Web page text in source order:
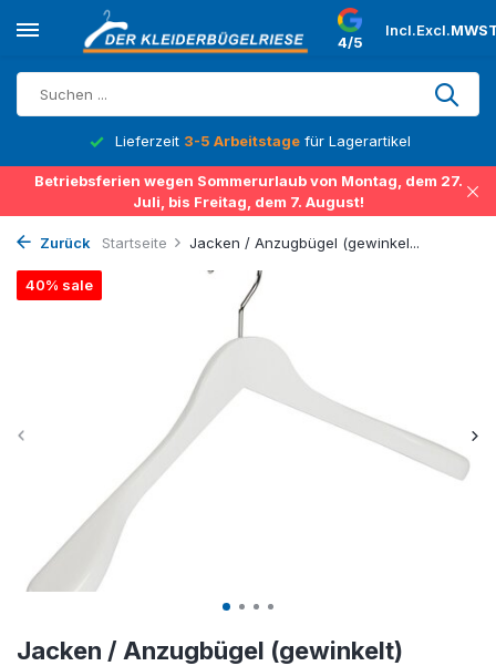
4/5
Incl.Excl.
Lieferzeit 3-5 Arbeitstage für Lagerartikel
Betriebsferien wegen Sommerurlaub von Montag, dem 27.
Juli, bis Freitag, dem 7. August!
Zurück Startseite Jacken / Anzugbügel (gewinkel...
Jacken / Anzugbügel (gewinkelt)
40% sale